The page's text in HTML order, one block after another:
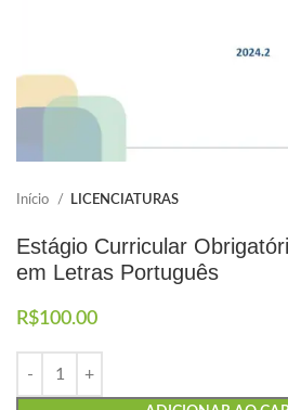
Início LICENCIATURAS
Estágio Curricular
em Letras Português
R$100.00